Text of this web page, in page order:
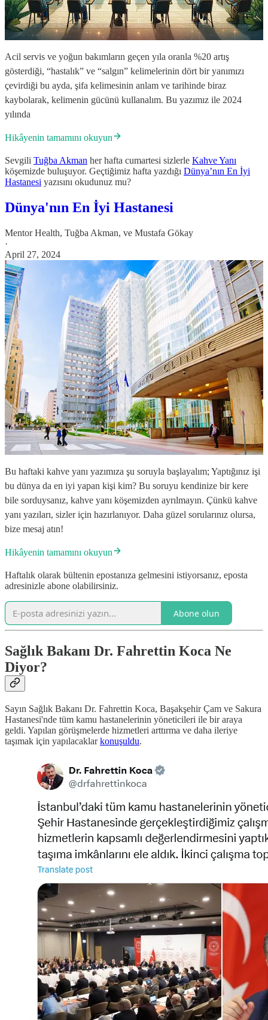
Acil servis ve yoğun bakımların geçen yıla oranla %20 artış
gösterdiği, “hastalık” ve “salgın” kelimelerinin dört bir yanımızı
çevirdiği bu ayda, şifa kelimesinin anlam ve tarihinde biraz
kaybolarak, kelimenin gücünü kullanalım. Bu yazımız ile 2024
yılında
Hikâyenin tamamını okuyun
Sevgili Tuğba Akman her hafta cumartesi sizlerle Kahve Yanı
köşemizde buluşuyor. Geçtiğimiz hafta yazdığı Dünya’nın En İyi
Hastanesi yazısını okudunuz mu?
Dünya'nın En İyi Hastanesi
Mentor Health, Tuğba Akman, ve Mustafa Gökay
·
April 27, 2024
Bu haftaki kahve yanı yazımıza şu soruyla başlayalım; Yaptığınız işi
bu dünya da en iyi yapan kişi kim? Bu soruyu kendinize bir kere
bile sorduysanız, kahve yanı köşemizden ayrılmayın. Çünkü kahve
yanı yazıları, sizler için hazırlanıyor. Daha güzel sorularınız olursa,
bize mesaj atın!
Hikâyenin tamamını okuyun
Haftalık olarak bültenin epostanıza gelmesini istiyorsanız, eposta
adresinizle abone olabilirsiniz.
Abone olun
Sağlık Bakanı Dr. Fahrettin Koca Ne
Diyor?
Sayın Sağlık Bakanı Dr. Fahrettin Koca, Başakşehir Çam ve Sakura
Hastanesi'nde tüm kamu hastanelerinin yöneticileri ile bir araya
geldi. Yapılan görüşmelerde hizmetleri arttırma ve daha ileriye
taşımak için yapılacaklarkonuşuldu.